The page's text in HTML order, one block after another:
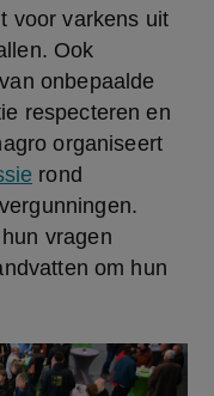
voor varkens uit
Ook
onbepaalde
respecteren en
organiseert
rond
vragen
om hun